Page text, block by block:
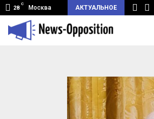
28
C
Москва АКТУАЛЬНОЕ
туннель из Беларуси.…